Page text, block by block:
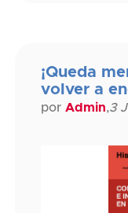
¡Queda
volver a
por Admin,3